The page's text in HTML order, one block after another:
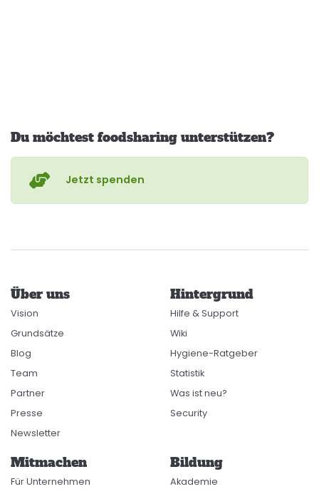
Du möchtest foodsharing unterstützen?
Jetzt spenden
Über uns
Vision
Grundsätze
Blog
Team
Partner
Presse
Newsletter
Hintergrund
Hilfe & Support
Wiki
Hygiene-Ratgeber
Statistik
Was ist neu?
Security
Mitmachen
Für Unternehmen
Bildung
Akademie